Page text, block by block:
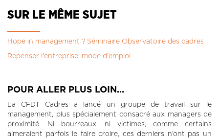
SUR LE MÊME SUJET
Hope in management ? Séminaire Observatoire des cadres
Repenser l'entreprise, mode d'emploi
POUR ALLER PLUS LOIN...
La CFDT Cadres a lancé un groupe de travail sur le
management, plus spécialement consacré aux managers de
proximité. Ni bourreaux, ni victimes, comme certains
aimeraient parfois le faire croire, ces derniers n’ont pas un